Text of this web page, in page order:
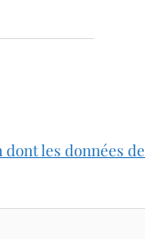
les données de